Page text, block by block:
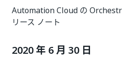
Automation Cloud の
リース ノート
2020 年 6 月 30 日